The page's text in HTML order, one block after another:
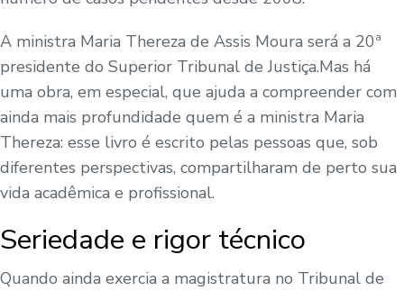
A ministra Maria Thereza de Assis Moura será a 20ª
presidente do Superior Tribunal de Justiça.Mas há
uma obra, em especial, que ajuda a compreender com
ainda mais profundidade quem é a ministra Maria
Thereza: esse livro é escrito pelas pessoas que, sob
diferentes perspectivas, compartilharam de perto sua
vida acadêmica e profissional.
Seriedade e rigor técnico
Quando ainda exercia a magistratura no Tribunal de